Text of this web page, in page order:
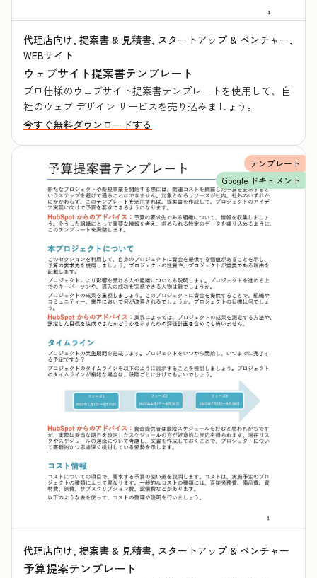
代理店向け, 提案書 & 見積書, スタートアップ & ベンチャー,
WEBサイト
ウェブサイト提案書テンプレート
プロ仕様のウェブサイト提案書テンプレートを使用して、自
社のウェブ デザイン サービスを売り込みましょう。
今すぐ無料ダウンロードする
テンプレート
Google ドキュメント
代理店向け, 提案書 & 見積書, スタートアップ & ベンチャー
予算提案テンプレート